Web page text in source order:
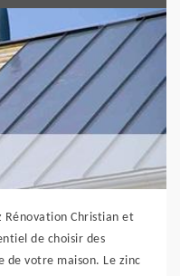
Rénovation Christian et
de choisir des
votre maison. Le zinc